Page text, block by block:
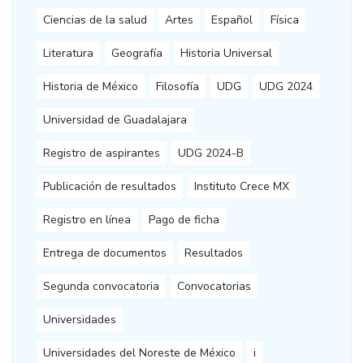
Ciencias de la salud Artes Español Física
Literatura Geografía Historia Universal
Historia de México Filosofía UDG UDG 2024
Universidad de Guadalajara
Registro de aspirantes UDG 2024-B
Publicación de resultados Instituto Crece MX
Registro en línea Pago de ficha
Entrega de documentos Resultados
Segunda convocatoria Convocatorias
Universidades
Universidades del Noreste de México i